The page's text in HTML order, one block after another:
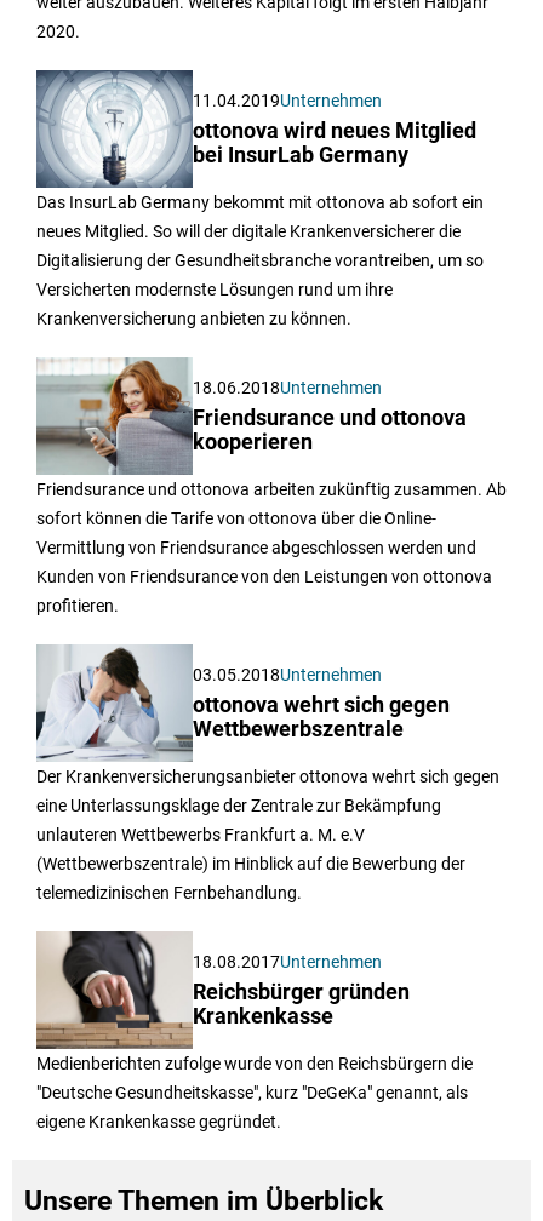
2020.
11.04.2019Unternehmen
ottonova wird neues Mitglied
bei InsurLab Germany
Das InsurLab Germany bekommt mit ottonova ab sofort ein
neues Mitglied. So will der digitale Krankenversicherer die
Digitalisierung der Gesundheitsbranche vorantreiben, um so
Versicherten modernste Lösungen rund um ihre
Krankenversicherung anbieten zu können.
18.06.2018Unternehmen
Friendsurance und ottonova
kooperieren
Friendsurance und ottonova arbeiten zukünftig zusammen. Ab
sofort können die Tarife von ottonova über die Online-
Vermittlung von Friendsurance abgeschlossen werden und
Kunden von Friendsurance von den Leistungen von ottonova
profitieren.
03.05.2018Unternehmen
ottonova wehrt sich gegen
Wettbewerbszentrale
Der Krankenversicherungsanbieter ottonova wehrt sich gegen
eine Unterlassungsklage der Zentrale zur Bekämpfung
unlauteren Wettbewerbs Frankfurt a. M. e.V
(Wettbewerbszentrale) im Hinblick auf die Bewerbung der
telemedizinischen Fernbehandlung.
18.08.2017Unternehmen
Reichsbürger gründen
Krankenkasse
Medienberichten zufolge wurde von den Reichsbürgern die
"Deutsche Gesundheitskasse", kurz "DeGeKa" genannt, als
eigene Krankenkasse gegründet.
Unsere Themen im Überblick